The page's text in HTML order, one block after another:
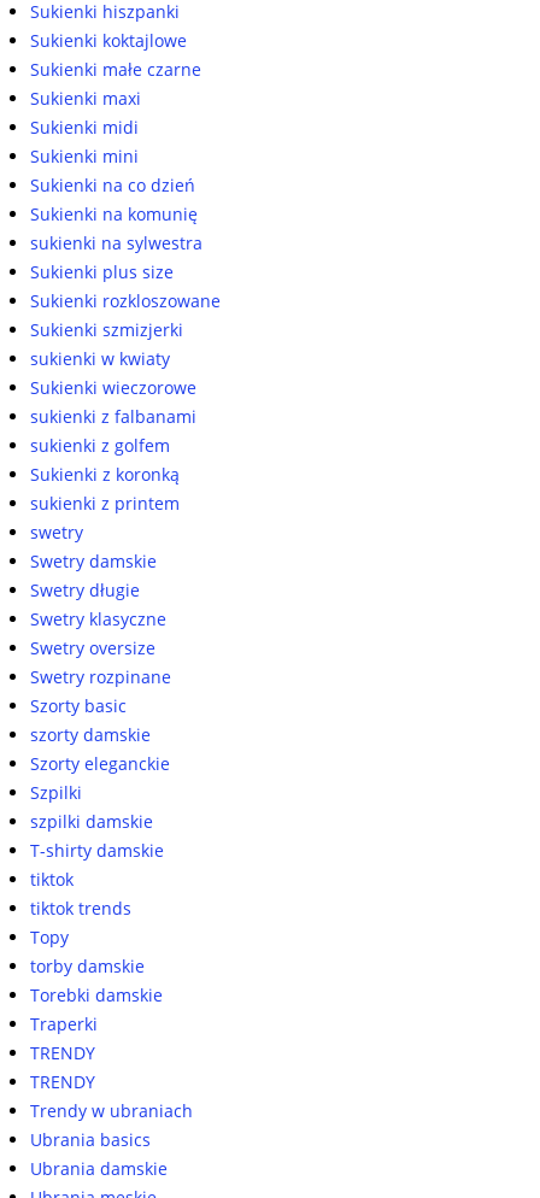
Sukienki hiszpanki
Sukienki koktajlowe
Sukienki małe czarne
Sukienki maxi
Sukienki midi
Sukienki mini
Sukienki na co dzień
Sukienki na komunię
sukienki na sylwestra
Sukienki plus size
Sukienki rozkloszowane
Sukienki szmizjerki
sukienki w kwiaty
Sukienki wieczorowe
sukienki z falbanami
sukienki z golfem
Sukienki z koronką
sukienki z printem
swetry
Swetry damskie
Swetry długie
Swetry klasyczne
Swetry oversize
Swetry rozpinane
Szorty basic
szorty damskie
Szorty eleganckie
Szpilki
szpilki damskie
T-shirty damskie
tiktok
tiktok trends
Topy
torby damskie
Torebki damskie
Traperki
TRENDY
TRENDY
Trendy w ubraniach
Ubrania basics
Ubrania damskie